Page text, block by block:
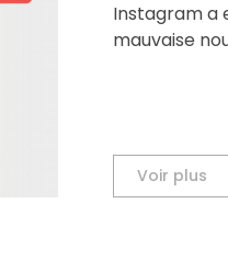
Instagram a
mauvaise
Voir plus